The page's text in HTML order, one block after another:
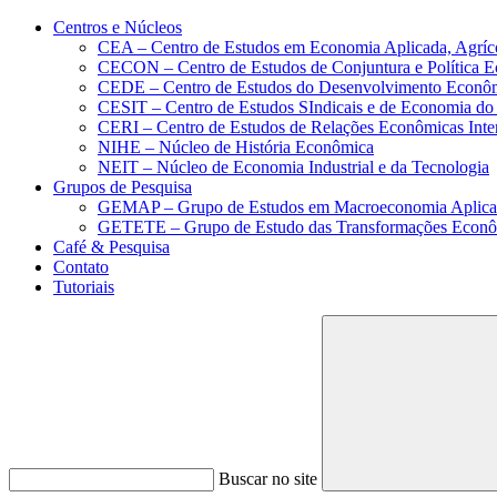
Conteúdo principal Menu principal
Centros e Núcleos
CEA – Centro de Estudos em Economia Aplicada,
CECON – Centro de Estudos de Conjuntura e Política
CEDE – Centro de Estudos do Desenvolvimento
CESIT – Centro de Estudos SIndicais e de Economia
CERI – Centro de Estudos de Relações Econômicas
NIHE – Núcleo de História Econômica
NEIT – Núcleo de Economia Industrial e da Tecnologia
Grupos de Pesquisa
GEMAP – Grupo de Estudos em Macroeconomia
GETETE – Grupo de Estudo das Transformações
Café & Pesquisa
Contato
Tutoriais
Buscar no site